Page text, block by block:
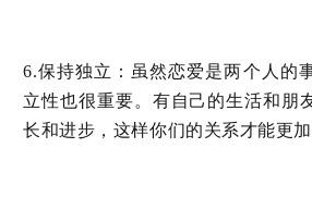
6.保持独立 ：虽然恋爱是两个人的
立性也很重要。有自己的生活和朋
长和进步，这样你们的关系才能更加